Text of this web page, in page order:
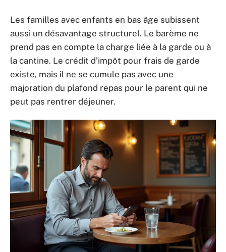
Les familles avec enfants en bas âge subissent
aussi un désavantage structurel. Le barème ne
prend pas en compte la charge liée à la garde ou à
la cantine. Le crédit d’impôt pour frais de garde
existe, mais il ne se cumule pas avec une
majoration du plafond repas pour le parent qui ne
peut pas rentrer déjeuner.